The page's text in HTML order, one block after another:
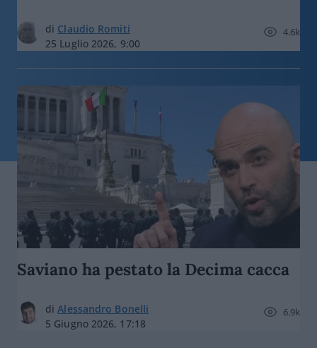
di Claudio Romiti
25 Luglio 2026, 9:00
4.6k
Saviano ha pestato la Decima cacca
diAlessandro Bonelli
5 Giugno 2026, 17:18
6.9k